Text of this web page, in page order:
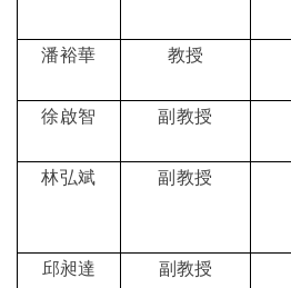
潘裕華 教授
徐啟智 副教授
林弘斌 副教授
邱昶達 副教授